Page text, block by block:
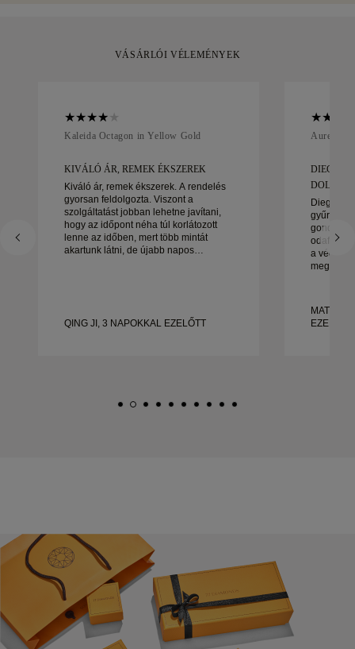
VÁSÁRLÓI VÉLEMÉNYEK
Kaleida Octagon in Yellow Gold
KIVÁLÓ ÁR, REMEK ÉKSZEREK
Kiváló ár, remek ékszerek. A rendelés
gyorsan feldolgozta. Viszont a
szolgáltatást jobban lehetne javítani,
hogy az időpont néha túl korlátozott
lenne az időben, mert több mintát
akartunk látni, de újabb napos
QING JI, 3 NAPOKKAL EZELŐTT
Aurelle in
DIEGO
Diego
gyűrűink
a végéig.
gyűrűt
EZELŐTT